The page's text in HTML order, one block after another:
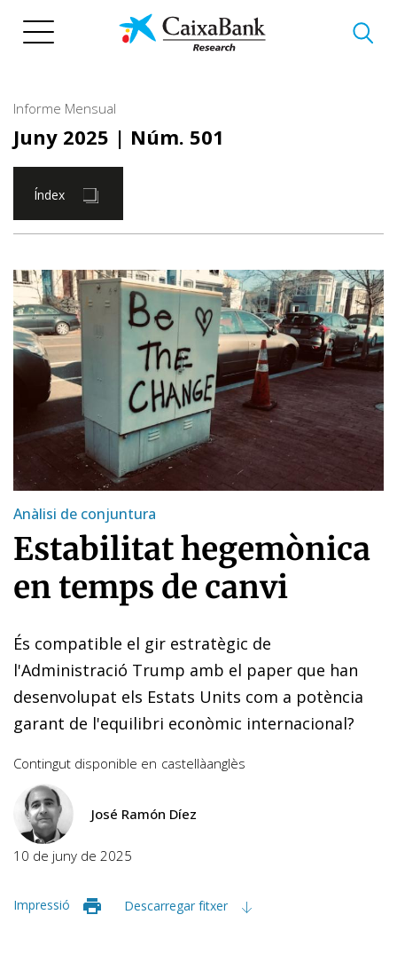
Informe Mensual
Juny 2025 | Núm. 501
Índex
Anàlisi de conjuntura
Estabilitat hegemònica
en temps de canvi
És compatible el gir estratègic de
l'Administració Trump amb el paper que han
desenvolupat els Estats Units com a potència
garant de l'equilibri econòmic internacional?
Contingut disponible en castellàanglès
José Ramón Díez
10 de juny de 2025
Impressió Descarregar fitxer